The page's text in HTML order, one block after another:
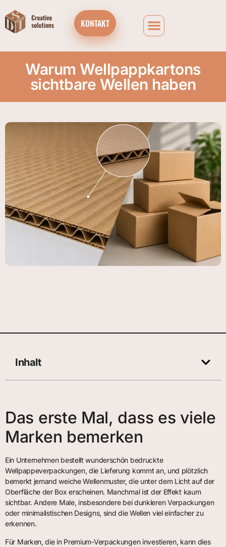
KONTAKT
Warum Wellpappkartons
sichtbare Wellen haben
Inhalt
Das erste Mal, dass es viele
Marken bemerken
Ein Unternehmen bestellt wunderschön bedruckte
Wellpappeverpackungen, die Lieferung kommt an, und plötzlich
bemerkt jemand weiche Wellenmuster, die unter dem Licht auf der
Oberfläche der Box erscheinen. Manchmal ist der Effekt kaum
sichtbar. Andere Male, insbesondere bei dunkleren Verpackungen
oder minimalistischen Designs, sind die Wellen viel einfacher zu
erkennen.
Für Marken, die in Premium-Verpackungen investieren, kann dies